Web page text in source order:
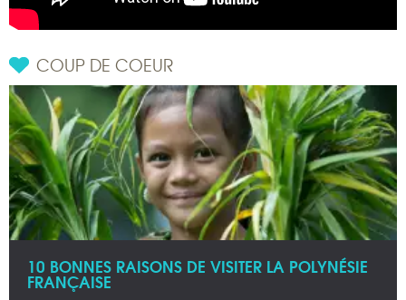
COUP DE COEUR
10 BONNES RAISONS DE VISITER LA POLYNÉSIE
FRANÇAISE